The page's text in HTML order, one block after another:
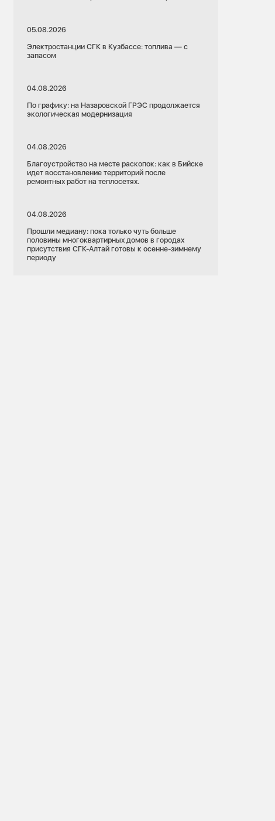
05.08.2026
Электростанции СГК в Кузбассе: топлива — с
запасом
04.08.2026
По графику: на Назаровской ГРЭС продолжается
экологическая модернизация
04.08.2026
Благоустройство на месте раскопок: как в Бийске
идет восстановление территорий после
ремонтных работ на теплосетях.
04.08.2026
Прошли медиану: пока только чуть больше
половины многоквартирных домов в городах
присутствия СГК-Алтай готовы к осенне-зимнему
периоду